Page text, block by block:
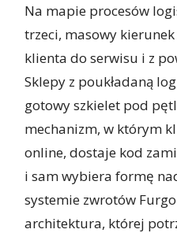
Na mapie procesów
trzeci, masowy
klienta do serwisu i z
Sklepy z poukładaną
gotowy szkielet pod
mechanizm, w którym
online, dostaje kod
i sam wybiera formę
systemie zwrotów
architektura, której